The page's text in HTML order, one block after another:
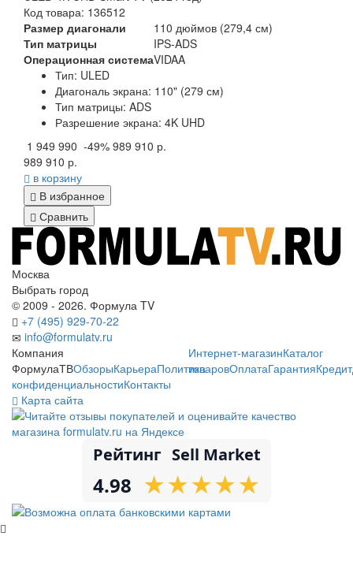
Код товара: 136512
Размер диагонали
110 дюймов (279,4 см)
Тип матрицы
IPS-ADS
Операционная системаVIDAA
Тип: ULED
Диагональ экрана: 110" (279 см)
Тип матрицы: ADS
Разрешение экрана: 4K UHD
1 949 990 -49% 989 910 р.
989 910 р.
в корзину
В избранное
Сравнить
Москва
Выбрать город
© 2009 - 2026. Формула TV
+7 (495) 929-70-22
info@formulatv.ru
Компания
ФормулаТВОбзорыКарьераПолитика
конфиденциальностиКонтакты
Интернет-магазинКаталог
товаровОплатаГарантияКредит
Карта сайта
Рейтинг Sell Market
4.98 ★
★★
★★
★★
★★
★